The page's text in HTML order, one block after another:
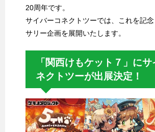
20周年です。
サイバーコネクトツーでは、これを記
サリー企画を展開いたします。
「関西けもケット７」にサ
ネクトツーが出展決定！